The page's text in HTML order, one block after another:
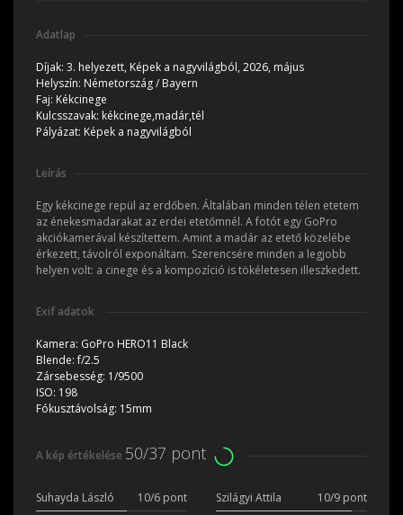
Adatlap
Díjak: 3. helyezett, Képek a nagyvilágból, 2026, május
Helyszín: Németország / Bayern
Faj: Kékcinege
Kulcsszavak: kékcinege,madár,tél
Pályázat: Képek a nagyvilágból
Leírás
Egy kékcinege repül az erdőben. Általában minden télen etetem
az énekesmadarakat az erdei etetőmnél. A fotót egy GoPro
akciókamerával készítettem. Amint a madár az etető közelébe
érkezett, távolról exponáltam. Szerencsére minden a legjobb
helyen volt: a cinege és a kompozíció is tökéletesen illeszkedett.
Exif adatok
Kamera: GoPro HERO11 Black
Blende:f/2.5
Zársebesség: 1/9500
ISO: 198
Fókusztávolság: 15mm
A kép értékelése 50/37 pont
Suhayda László 10/6 pont Szilágyi Attila
10/9 pont